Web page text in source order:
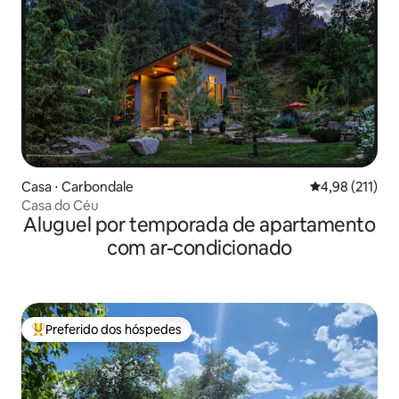
Casa ⋅ Carbondale 4,98 de uma
4,98 (211)
Casa do Céu
Aluguel por temporada de apartamento
com ar-condicionado
Entre os melhores preferidos dos hóspedes
Preferido dos hóspedes